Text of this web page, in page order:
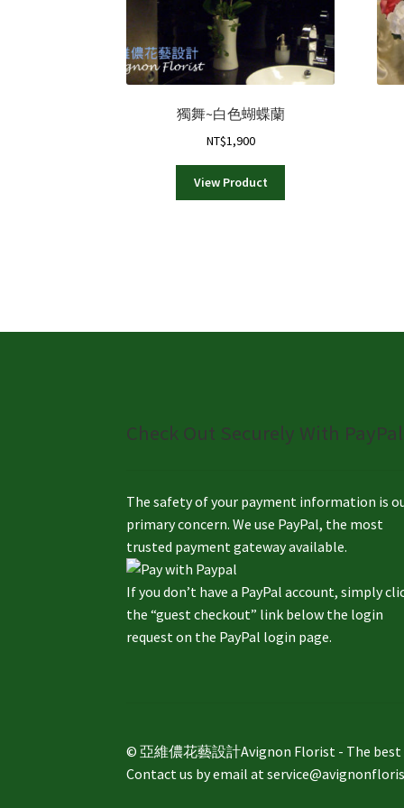
獨舞~白色蝴蝶蘭
NT$1,900
View Product
Check Out Securely With PayPal
The safety of your payment information is
primary concern. We use PayPal, the most
trusted payment gateway available.
If you don’t have a PayPal account, simply
the “guest checkout” link below the login
request on the PayPal login page.
© 亞維儂花藝設計Avignon Florist - The
Contact us by email at